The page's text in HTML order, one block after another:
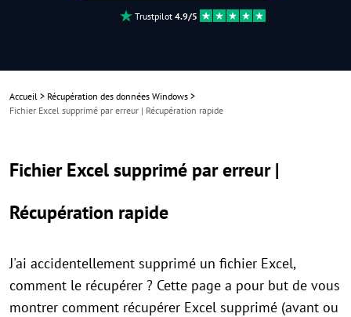
Trustpilot 4.9/5
Accueil > Récupération des données Windows >
Fichier Excel supprimé par erreur | Récupération rapide
Fichier Excel supprimé par erreur |
Récupération rapide
J'ai accidentellement supprimé un fichier Excel,
comment le récupérer ? Cette page a pour but de vous
montrer comment récupérer Excel supprimé (avant ou